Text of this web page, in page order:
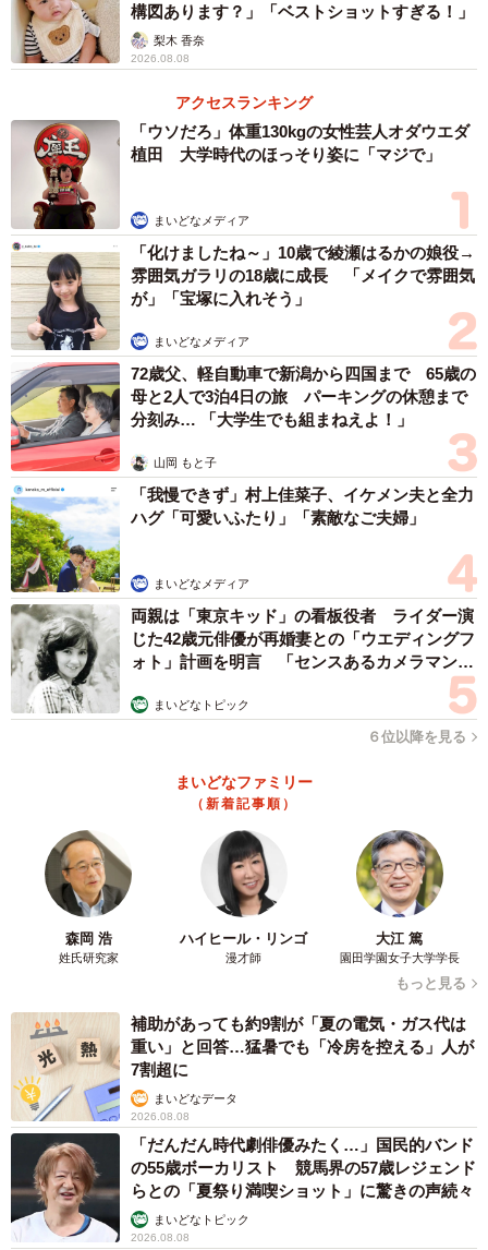
構図あります？」「ベストショットすぎる！」
梨木 香奈
2026.08.08
アクセスランキング
「ウソだろ」体重130kgの女性芸人オダウエダ
植田 大学時代のほっそり姿に「マジで」
まいどなメディア
「化けましたね～」10歳で綾瀬はるかの娘役→
雰囲気ガラリの18歳に成長 「メイクで雰囲気
が」「宝塚に入れそう」
まいどなメディア
72歳父、軽自動車で新潟から四国まで 65歳の
母と2人で3泊4日の旅 パーキングの休憩まで
分刻み… 「大学生でも組まねえよ！」
山岡 もと子
「我慢できず」村上佳菜子、イケメン夫と全力
ハグ「可愛いふたり」「素敵なご夫婦」
まいどなメディア
両親は「東京キッド」の看板役者 ライダー演
じた42歳元俳優が再婚妻との「ウエディングフ
ォト」計画を明言 「センスあるカメラマン求
まいどなトピック
６位以降を見る
まいどなファミリー
（新着記事順）
森岡 浩
姓氏研究家
ハイヒール・リンゴ
漫才師
大江 篤
園田学園女子大学学長
もっと見る
補助があっても約9割が「夏の電気・ガス代は
重い」と回答…猛暑でも「冷房を控える」人が
7割超に
まいどなデータ
2026.08.08
「だんだん時代劇俳優みたく…」国民的バンド
の55歳ボーカリスト 競馬界の57歳レジェンド
らとの「夏祭り満喫ショット」に驚きの声続々
まいどなトピック
2026.08.08